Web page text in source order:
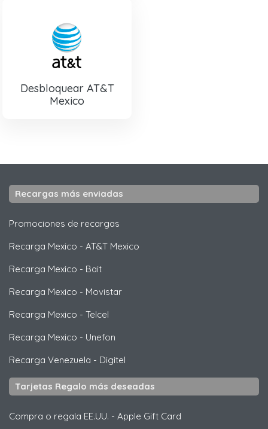
Desbloquear AT&T
Mexico
Recargas más enviadas
Promociones de recargas
Recarga Mexico - AT&T Mexico
Recarga Mexico - Bait
Recarga Mexico - Movistar
Recarga Mexico - Telcel
Recarga Mexico - Unefon
Recarga Venezuela - Digitel
Tarjetas Regalo más deseadas
Compra o regala EE.UU. - Apple Gift Card